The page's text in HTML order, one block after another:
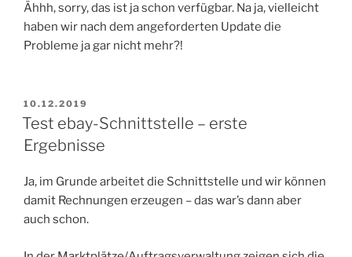
Ähhh, sorry, das ist ja schon verfügbar. Na ja, vielleicht
haben wir nach dem angeforderten Update die
Probleme ja gar nicht mehr?!
VERÖFFENTLICHT
AM
10.12.2019
Test ebay-Schnittstelle – erste
Ergebnisse
Ja, im Grunde arbeitet die Schnittstelle und wir können
damit Rechnungen erzeugen – das war’s dann aber
auch schon.